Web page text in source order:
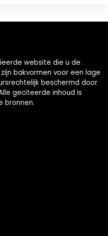
website die u de
bakvormen voor een lage
beschermd door
geciteerde inhoud is
bronnen.